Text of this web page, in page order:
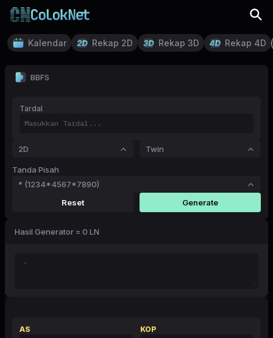
Kalendar Rekap 2D Rekap 3D Rekap 4D
BBFS
Tardal
2D Twin
Tanda Pisah
* (1234*4567*7890)
Reset
Generate
Hasil Generator = 0 LN
AS KOP